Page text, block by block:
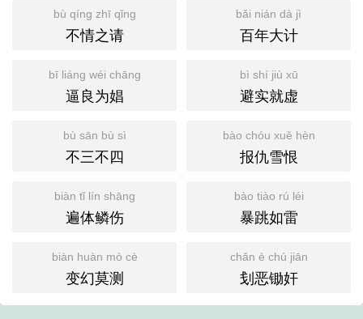
bù qíng zhī qǐng
不情之请
bǎi nián dà jì
百年大计
bī liáng wéi chāng
逼良为娼
bì shí jiù xū
避实就虚
bù sān bù sì
不三不四
bào chóu xuě hèn
报仇雪恨
biàn tǐ lín shāng
遍体鳞伤
bào tiào rú léi
暴跳如雷
biàn huàn mò cè
变幻莫测
chǎn è chú jiān
刬恶锄奸